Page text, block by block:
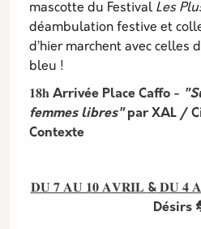
mascotte du Festival Les
déambulation festive et
d’hier marchent avec celles
bleu !
𝟏𝟖𝐡 Arrivée Place Caffo -
femmes libres"par XAL /
Contexte
𝐃𝐔 𝟕 𝐀𝐔 𝟏𝟎 𝐀𝐕𝐑𝐈𝐋 &𝐃𝐔 𝟒
Désirs